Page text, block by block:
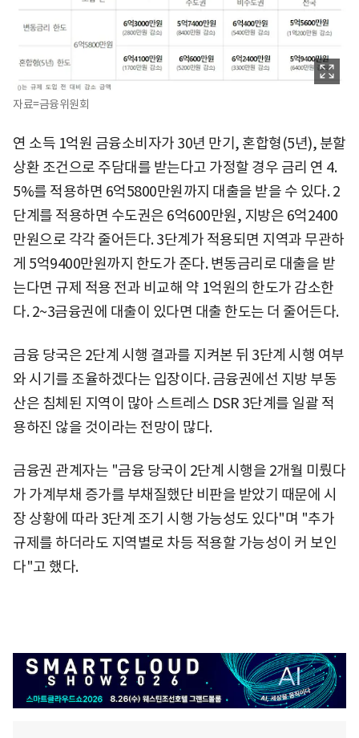
자료=금융위원회
연 소득 1억원 금융소비자가 30년 만기, 혼합형(5년), 분할
상환 조건으로 주담대를 받는다고 가정할 경우 금리 연 4.
5%를 적용하면 6억5800만원까지 대출을 받을 수 있다. 2
단계를 적용하면 수도권은 6억600만원, 지방은 6억2400
만원으로 각각 줄어든다. 3단계가 적용되면 지역과 무관하
게 5억9400만원까지 한도가 준다. 변동금리로 대출을 받
는다면 규제 적용 전과 비교해 약 1억원의 한도가 감소한
다. 2~3금융권에 대출이 있다면 대출 한도는 더 줄어든다.
금융 당국은 2단계 시행 결과를 지켜본 뒤 3단계 시행 여부
와 시기를 조율하겠다는 입장이다. 금융권에선 지방 부동
산은 침체된 지역이 많아 스트레스 DSR 3단계를 일괄 적
용하진 않을 것이라는 전망이 많다.
금융권 관계자는 "금융 당국이 2단계 시행을 2개월 미뤘다
가 가계부채 증가를 부채질했단 비판을 받았기 때문에 시
장 상황에 따라 3단계 조기 시행 가능성도 있다"며 "추가
규제를 하더라도 지역별로 차등 적용할 가능성이 커 보인
다"고 했다.